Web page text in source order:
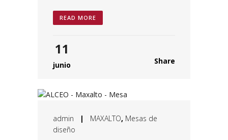
READ MORE
11
junio Share
admin | MAXALTO, Mesas de
diseño